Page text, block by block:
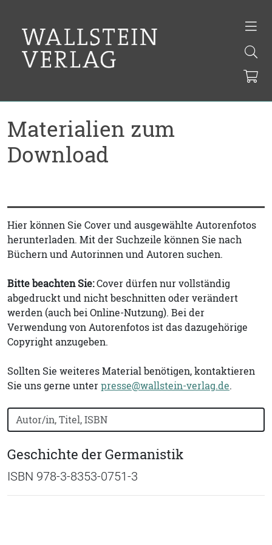
Materialien zum
Download
Hier können Sie Cover und ausgewählte Autorenfotos
herunterladen. Mit der Suchzeile können Sie nach
Büchern und Autorinnen und Autoren suchen.
Bitte beachten Sie:Cover dürfen nur vollständig
abgedruckt und nicht beschnitten oder verändert
werden (auch bei Online-Nutzung). Bei der
Verwendung von Autorenfotos ist das dazugehörige
Copyright anzugeben.
Sollten Sie weiteres Material benötigen, kontaktieren
Sie uns gerne unterpresse@wallstein-verlag.de.
Bücher nach Buchtitel, Autorennamen oder ISBN
Geschichte der Germanistik
ISBN 978-3-8353-0751-3